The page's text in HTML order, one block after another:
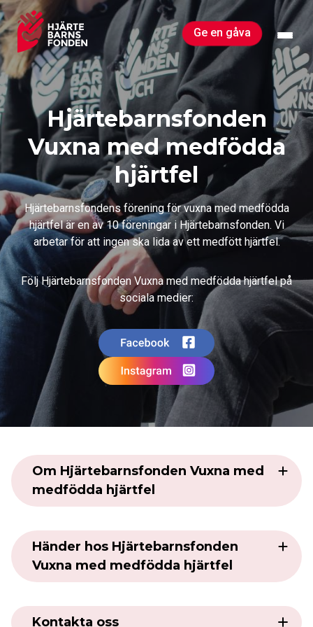
Skip
to
content
Ge en gåva
Hjärtebarnsfonden
Vuxna med medfödda
hjärtfel
Hjärtebarnsfondens förening för vuxna med medfödda
hjärtfel är en av 10 föreningar i Hjärtebarnsfonden. Vi
arbetar för att ingen ska lida av ett medfött hjärtfel.
Följ Hjärtebarnsfonden Vuxna med medfödda hjärtfel på
sociala medier:
Om Hjärtebarnsfonden Vuxna med
medfödda hjärtfel
Varmt välkommen till
Hjärtebarnsfonden GUCH!
hjärtfel
Händer hos Hjärtebarnsfonden
Vuxna med medfödda hjärtfel
GUCH
Kontakta oss